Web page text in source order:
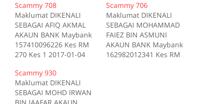
Scammy 708
Maklumat DIKENALI
SEBAGAI AFIQ AKMAL
AKAUN BANK Maybank
157410096226 Kes RM
270 Kes 1 2017-01-04
Sumber scam.my id:708
Scammy 706
Maklumat DIKENALI
SEBAGAI MOHAMMAD
FAIEZ BIN ASMUNI
AKAUN BANK Maybank
162982012341 Kes RM
Scammy 930
Maklumat DIKENALI
SEBAGAI MOHD IRWAN